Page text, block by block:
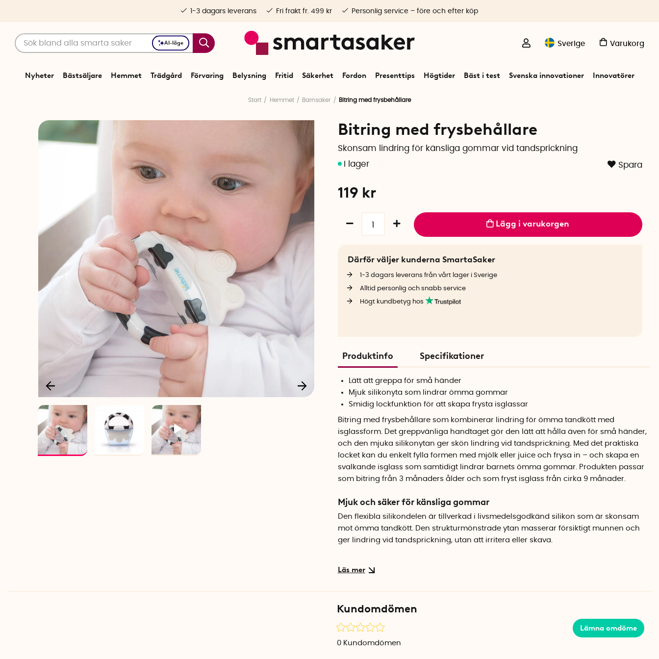
AI-läge Sverige Varukorg
Nyheter Bästsäljare Hemmet Trädgård Förvaring Belysning Fritid Säkerhet Fordon Presenttips Högtider Bäst i test Svenska innovationer Innovatörer
1-3 dagars leverans Fri frakt fr. 499 kr Personlig service – före och efter köp
Start Hemmet Barnsaker Bitring med frysbehållare
Bitring med frysbehållare
Skonsam lindring för känsliga gommar vid tandsprickning
Spara
119 kr
Lägg i varukorgen
Därför väljer kunderna SmartaSaker
1-3 dagars leverans från vårt lager i Sverige
Alltid personlig och snabb service
Högt kundbetyg hos
Produktinfo Specifikationer
Lätt att greppa för små händer
Mjuk silikonyta som lindrar ömma gommar
Smidig lockfunktion för att skapa frysta isglassar
Bitring med frysbehållare som kombinerar lindring för ömma tandkött med
isglassform. Det greppvänliga handtaget gör den lätt att hålla även för små händer,
och den mjuka silikonytan ger skön lindring vid tandsprickning. Med det praktiska
locket kan du enkelt fylla formen med mjölk eller juice och frysa in – och skapa en
svalkande isglass som samtidigt lindrar barnets ömma gommar. Produkten passar
som bitring från 3 månaders ålder och som fryst isglass från cirka 9 månader.
Mjuk och säker för känsliga gommar
Den flexibla silikondelen är tillverkad i livsmedelsgodkänd silikon som är skonsam
mot ömma tandkött. Den strukturmönstrade ytan masserar försiktigt munnen och
ger lindring vid tandsprickning, utan att irritera eller skava.
Smart lock med dubbelfunktion
Lockets utformning gör det enkelt att fylla med barnets favoritdryck, som bröstmjölk,
Kundomdömen
Lämna omdöme
0 Kundomdömen